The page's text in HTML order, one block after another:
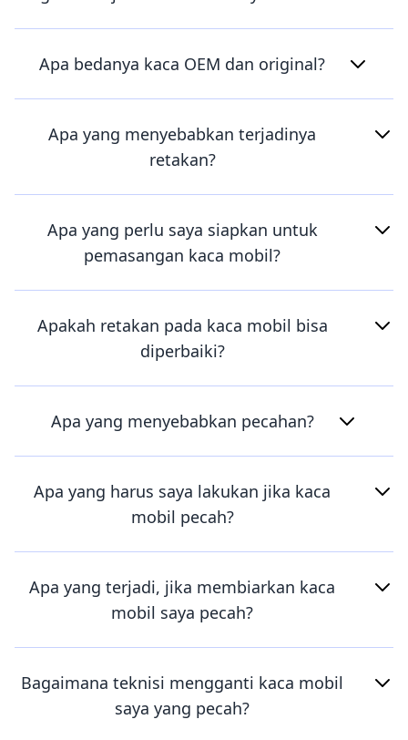
Apa bedanya kaca OEM dan original?
Apa yang menyebabkan terjadinya
retakan?
Apa yang perlu saya siapkan untuk
pemasangan kaca mobil?
Apakah retakan pada kaca mobil bisa
diperbaiki?
Apa yang menyebabkan pecahan?
Apa yang harus saya lakukan jika kaca
mobil pecah?
Apa yang terjadi, jika membiarkan kaca
mobil saya pecah?
Bagaimana teknisi mengganti kaca mobil
saya yang pecah?